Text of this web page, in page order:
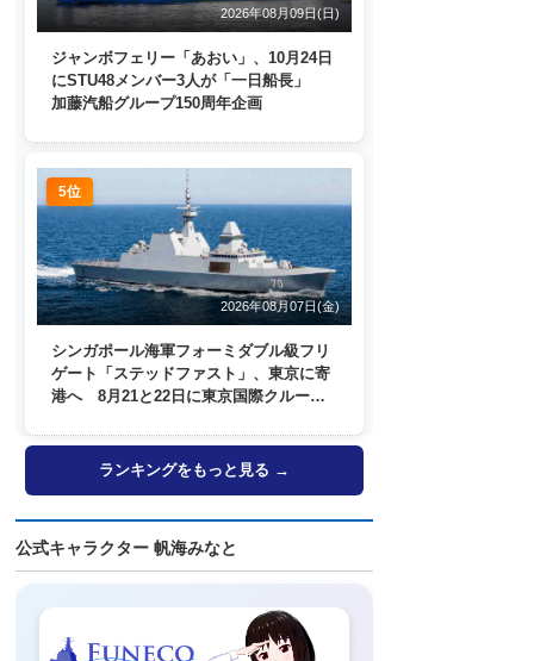
2026年08月09日(日)
ジャンボフェリー「あおい」、10月24日
にSTU48メンバー3人が「一日船長」
加藤汽船グループ150周年企画
5位
2026年08月07日(金)
シンガポール海軍フォーミダブル級フリ
ゲート「ステッドファスト」、東京に寄
港へ 8月21と22日に東京国際クルーズ
ランキングをもっと見る →
公式キャラクター 帆海みなと